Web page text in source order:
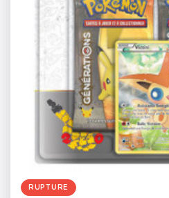
RUPTURE